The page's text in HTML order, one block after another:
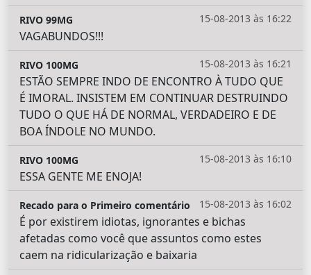
15-08-2013 às 16:22
RIVO 99MG
VAGABUNDOS!!!
15-08-2013 às 16:21
RIVO 100MG
ESTÃO SEMPRE INDO DE ENCONTRO À TUDO QUE
É IMORAL. INSISTEM EM CONTINUAR DESTRUINDO
TUDO O QUE HÁ DE NORMAL, VERDADEIRO E DE
BOA ÍNDOLE NO MUNDO.
15-08-2013 às 16:10
RIVO 100MG
ESSA GENTE ME ENOJA!
15-08-2013 às 16:02
Recado para o Primeiro comentário
É por existirem idiotas, ignorantes e bichas
afetadas como você que assuntos como estes
caem na ridicularização e baixaria